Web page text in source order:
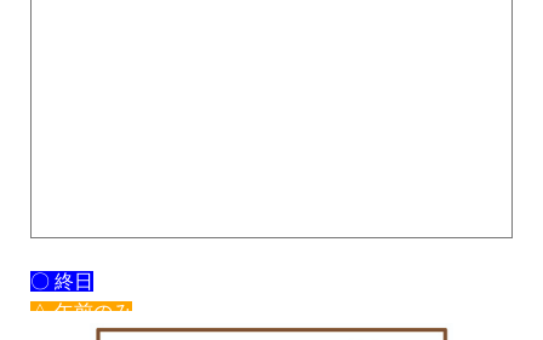
〇 終日
△ 午前のみ